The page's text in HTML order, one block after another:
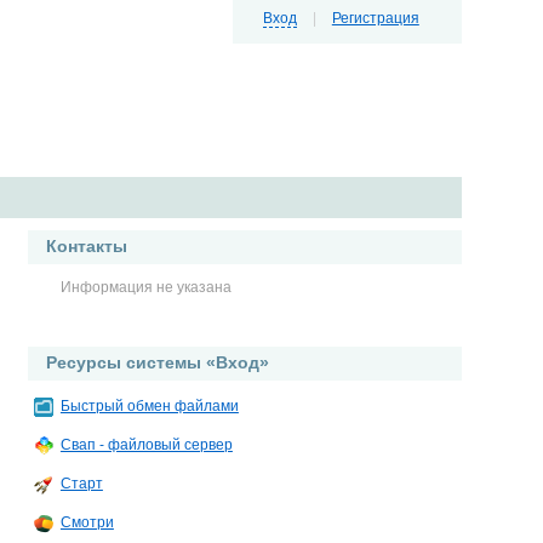
Вход Регистрация
Контакты
Информация не указана
Ресурсы системы «Вход»
Быстрый обмен файлами
Свап - файловый сервер
Старт
Смотри